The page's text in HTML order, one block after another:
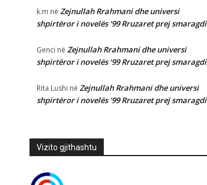
k.m në Zejnullah Rrahmani dhe universi
shpirtëror i novelës ‘99 Rruzaret prej smaragdi
Genci në Zejnullah Rrahmani dhe universi
shpirtëror i novelës ‘99 Rruzaret prej smaragdi
Rita Lushi në Zejnullah Rrahmani dhe universi
shpirtëror i novelës ‘99 Rruzaret prej smaragdi
Vizito gjithashtu